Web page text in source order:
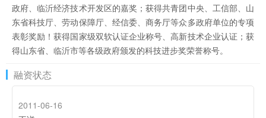
政府、临沂经济技术开发区的嘉奖；获得共青团中央、工信部、山
东省科技厅、劳动保障厅、经信委、商务厅等众多政府单位的专项
表彰奖励！获得国家级双软认证企业称号、高新技术企业认证；获
得山东省、临沂市等各级政府颁发的科技进步奖荣誉称号。
融资状态
2011-06-16